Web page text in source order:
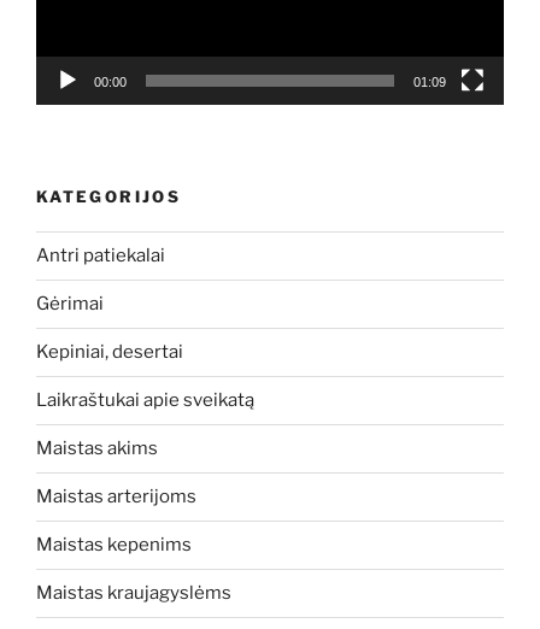
00:00 01:09
KATEGORIJOS
Antri patiekalai
Gėrimai
Kepiniai, desertai
Laikraštukai apie sveikatą
Maistas akims
Maistas arterijoms
Maistas kepenims
Maistas kraujagyslėms